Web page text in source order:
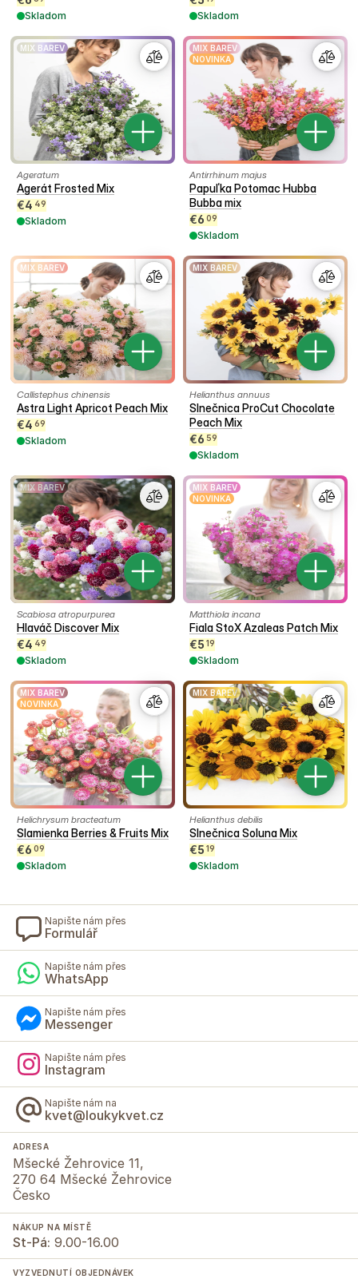
Skladom Skladom
MIX BAREV
Ageratum
Agerát Frosted Mix
€4 49
Skladom
MIX BAREV
NOVINKA
Antirrhinum majus
Papuľka Potomac Hubba
Bubba mix
€6 09
Skladom
MIX BAREV
Callistephus chinensis
Astra Light Apricot Peach Mix
€4 69
Skladom
MIX BAREV
Helianthus annuus
Slnečnica ProCut Chocolate
Peach Mix
€6 59
Skladom
MIX BAREV
Scabiosa atropurpurea
Hlaváč Discover Mix
€4 49
Skladom
MIX BAREV
NOVINKA
Matthiola incana
Fiala StoX Azaleas Patch Mix
€5 19
Skladom
MIX BAREV
NOVINKA
Helichrysum bracteatum
Slamienka Berries & Fruits Mix
€6 09
Skladom
MIX BAREV
Helianthus debilis
Slnečnica Soluna Mix
€5 19
Skladom
Napište nám přes
Formulář
Napište nám přes
WhatsApp
Napište nám přes
Messenger
Napište nám přes
Instagram
Napište nám na
kvet@loukykvet.cz
ADRESA
Mšecké Žehrovice 11,
270 64 Mšecké Žehrovice
Česko
NÁKUP NA MÍSTĚ
St-Pá: 9.00-16.00
VYZVEDNUTÍ OBJEDNÁVEK